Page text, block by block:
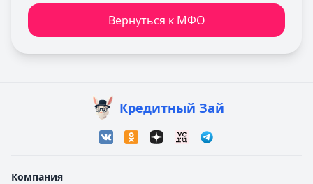
Вернуться к МФО
Кредитный Зай
Компания